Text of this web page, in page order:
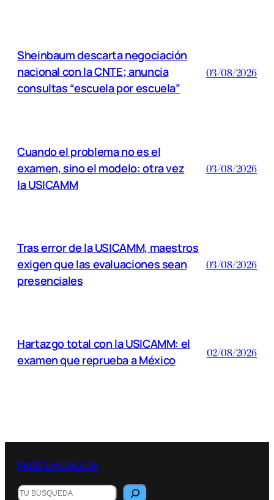
Sheinbaum descarta negociación
nacional con la CNTE; anuncia
consultas “escuela por escuela”
03/08/2026
Cuando el problema no es el
examen, sino el modelo: otra vez
la USICAMM
03/08/2026
Tras error de la USICAMM, maestros
exigen que las evaluaciones sean
presenciales
03/08/2026
Hartazgo total con la USICAMM: el
examen que reprueba a México
02/08/2026
PROFELANDIA.COM
Buscar